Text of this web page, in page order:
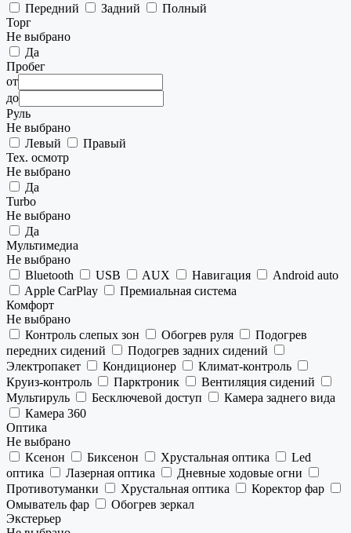
Передний
Задний
Полный
Торг
Не выбрано
Да
Пробег
от
до
Руль
Не выбрано
Левый
Правый
Тех. осмотр
Не выбрано
Да
Turbo
Не выбрано
Да
Мультимедиа
Не выбрано
Bluetooth
USB AUX Навигация
Android auto
Apple CarPlay
Премиальная система
Комфорт
Не выбрано
Контроль слепых зон
Обогрев руля
Подогрев
передних сидений
Подогрев задних сидений
Электропакет
Кондиционер
Климат-контроль
Круиз-контроль
Парктроник
Вентиляция сидений
Мультируль
Бесключевой доступ
Камера заднего вида
Камера 360
Оптика
Не выбрано
Ксенон
Биксенон Хрустальная оптика
Led
оптика
Лазерная оптика
Дневные ходовые огни
Противотуманки
Хрустальная оптика
Коректор фар
Омыватель фар
Обогрев зеркал
Экстерьер